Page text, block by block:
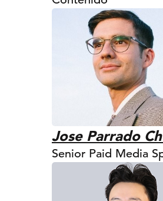
Jose Parrado
Senior Paid Media